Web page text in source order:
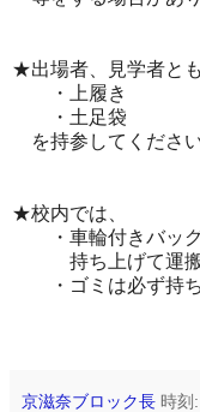
★出場者、見学者とも
・上履き
・土足袋
を持参してください
★校内では、
・車輪付きバッグ
持ち上げて運搬
・ゴミは必ず持ち
京滋奈ブロック長 時刻: